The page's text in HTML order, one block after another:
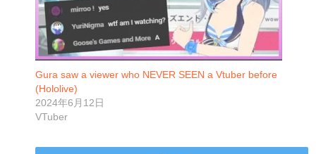
Gura saw a viewer who NEVER SEEN a Vtuber before
(Hololive)
2024年6月12日
VTuber